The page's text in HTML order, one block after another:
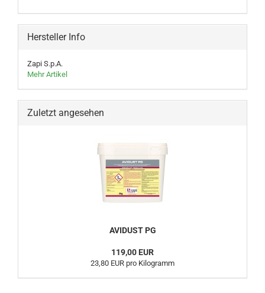
Hersteller Info
Zapi S.p.A.
Mehr Artikel
Zuletzt angesehen
AVIDUST PG
119,00 EUR
23,80 EUR pro Kilogramm